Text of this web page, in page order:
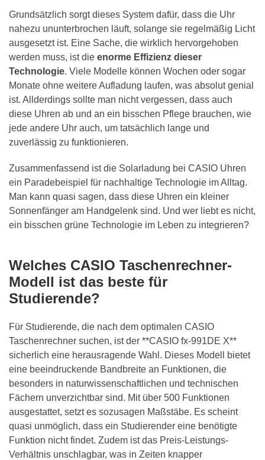
Grundsätzlich sorgt dieses System dafür, dass die Uhr
nahezu ununterbrochen läuft, solange sie regelmäßig Licht
ausgesetzt ist. Eine Sache, die wirklich hervorgehoben
werden muss, ist die enorme Effizienz dieser
Technologie. Viele Modelle können Wochen oder sogar
Monate ohne weitere Aufladung laufen, was absolut genial
ist. Allderdings sollte man nicht vergessen, dass auch
diese Uhren ab und an ein bisschen Pflege brauchen, wie
jede andere Uhr auch, um tatsächlich lange und
zuverlässig zu funktionieren.
Zusammenfassend ist die Solarladung bei CASIO Uhren
ein Paradebeispiel für nachhaltige Technologie im Alltag.
Man kann quasi sagen, dass diese Uhren ein kleiner
Sonnenfänger am Handgelenk sind. Und wer liebt es nicht,
ein bisschen grüne Technologie im Leben zu integrieren?
Welches CASIO Taschenrechner-
Modell ist das beste für
Studierende?
Für Studierende, die nach dem optimalen CASIO
Taschenrechner suchen, ist der **CASIO fx-991DE X**
sicherlich eine herausragende Wahl. Dieses Modell bietet
eine beeindruckende Bandbreite an Funktionen, die
besonders in naturwissenschaftlichen und technischen
Fächern unverzichtbar sind. Mit über 500 Funktionen
ausgestattet, setzt es sozusagen Maßstäbe. Es scheint
quasi unmöglich, dass ein Studierender eine benötigte
Funktion nicht findet. Zudem ist das Preis-Leistungs-
Verhältnis unschlagbar, was in Zeiten knapper